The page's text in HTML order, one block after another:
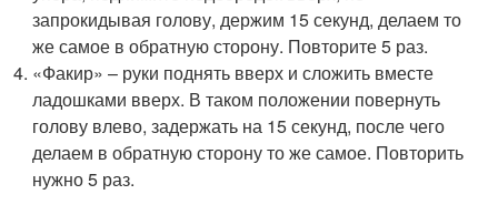
запрокидывая голову, держим 15 секунд, делаем то
же самое в обратную сторону. Повторите 5 раз.
«Факир» – руки поднять вверх и сложить вместе
ладошками вверх. В таком положении повернуть
голову влево, задержать на 15 секунд, после чего
делаем в обратную сторону то же самое. Повторить
нужно 5 раз.